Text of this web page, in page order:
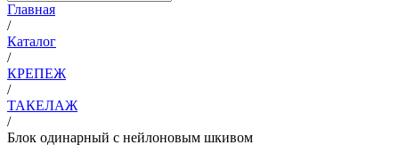
Главная
/
Каталог
/
КРЕПЕЖ
/
ТАКЕЛАЖ
/
Блок одинарный с нейлоновым шкивом